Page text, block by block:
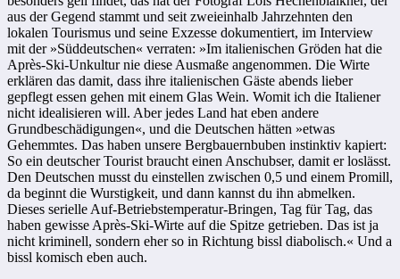
aus der Gegend stammt und seit zweieinhalb Jahrzehnten den
lokalen Tourismus und seine Exzesse dokumentiert, im Interview
mit der »Süddeutschen« verraten: »Im italienischen Gröden hat die
Après-Ski-Unkultur nie diese Ausmaße angenommen. Die Wirte
erklären das damit, dass ihre italienischen Gäste abends lieber
gepflegt essen gehen mit einem Glas Wein. Womit ich die Italiener
nicht idealisieren will. Aber jedes Land hat eben andere
Grundbeschädigungen«, und die Deutschen hätten »etwas
Gehemmtes. Das haben unsere Bergbauernbuben instinktiv kapiert:
So ein deutscher Tourist braucht einen Anschubser, damit er loslässt.
Den Deutschen musst du einstellen zwischen 0,5 und einem Promill,
da beginnt die Wurstigkeit, und dann kannst du ihn abmelken.
Dieses serielle Auf-Betriebstemperatur-Bringen, Tag für Tag, das
haben gewisse Après-Ski-Wirte auf die Spitze getrieben. Das ist ja
nicht kriminell, sondern eher so in Richtung bissl diabolisch.« Und a
bissl komisch eben auch.